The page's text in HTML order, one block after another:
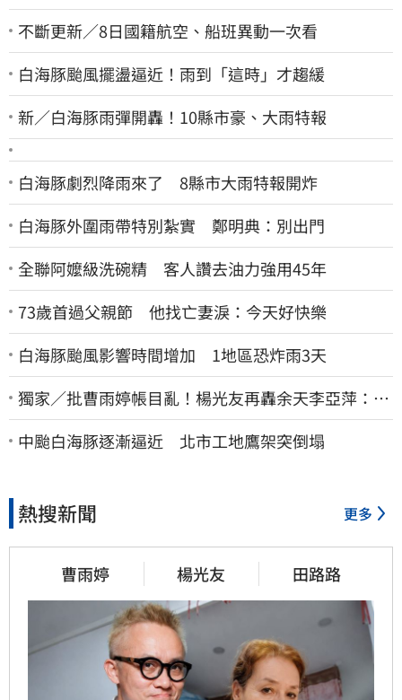
不斷更新／8日國籍航空、船班異動一次看
白海豚颱風擺盪逼近！雨到「這時」才趨緩
新／白海豚雨彈開轟！10縣市豪、大雨特報
白海豚劇烈降雨來了 8縣市大雨特報開炸
白海豚外圍雨帶特別紮實 鄭明典：別出門
全聯阿嬤級洗碗精 客人讚去油力強用45年
73歲首過父親節 他找亡妻淚：今天好快樂
白海豚颱風影響時間增加 1地區恐炸雨3天
獨家／批曹雨婷帳目亂！楊光友再轟余天李亞萍：他
們工會跟演藝圈沒關
中颱白海豚逐漸逼近 北市工地鷹架突倒塌
熱搜新聞 更多
曹雨婷 楊光友 田路路